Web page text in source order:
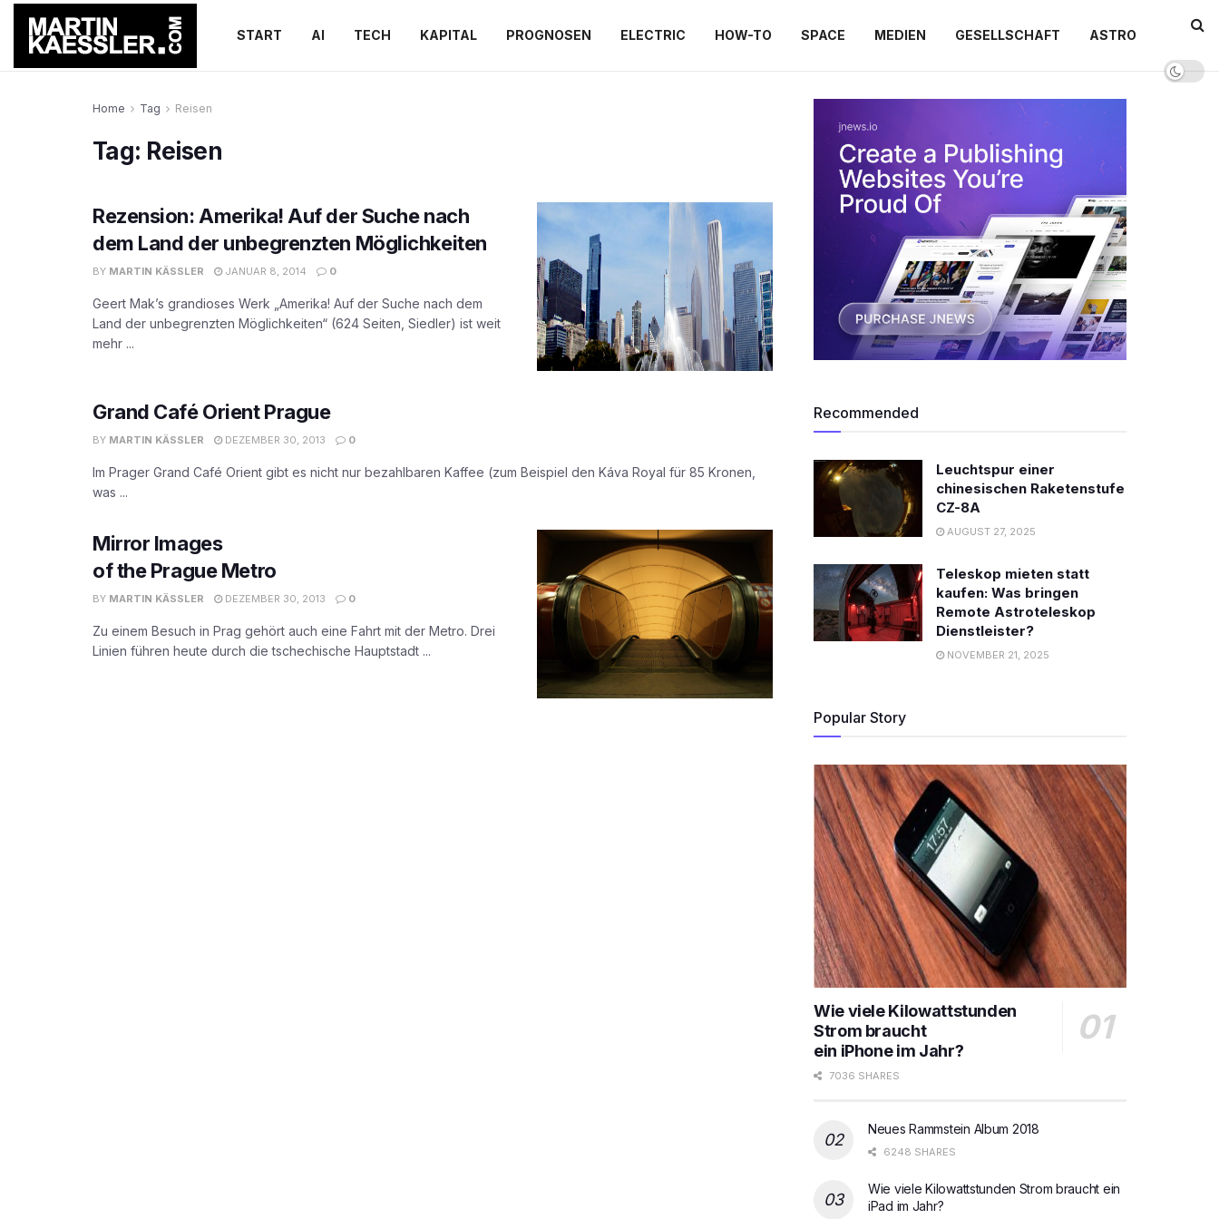
START AI TECH KAPITAL PROGNOSEN ELECTRIC HOW-TO SPACE MEDIEN GESELLSCHAFT ASTRO
Home Tag Reisen
Tag: Reisen
Rezension: Amerika! Auf der Suche nach
dem Land der unbegrenzten Möglichkeiten
BY MARTIN KÄSSLER JANUAR 8, 2014 0
Geert Mak’s grandioses Werk „Amerika! Auf der Suche nach dem
Land der unbegrenzten Möglichkeiten“ (624 Seiten, Siedler) ist weit
mehr ...
Grand Café Orient Prague
BY MARTIN KÄSSLER DEZEMBER 30, 2013 0
Im Prager Grand Café Orient gibt es nicht nur bezahlbaren Kaffee (zum Beispiel den Káva Royal für 85 Kronen,
was ...
Mirror Images
of the Prague Metro
BY MARTIN KÄSSLER DEZEMBER 30, 2013 0
Zu einem Besuch in Prag gehört auch eine Fahrt mit der Metro. Drei
Linien führen heute durch die tschechische Hauptstadt ...
Recommended
Leuchtspur einer
chinesischen Raketenstufe
CZ-8A
AUGUST 27, 2025
Teleskop mieten statt
kaufen: Was bringen
Remote Astroteleskop
Dienstleister?
NOVEMBER 21, 2025
Popular Story
Wie viele Kilowattstunden
Strom braucht
ein iPhone im Jahr?
7036 SHARES
Neues Rammstein Album 2018
6248 SHARES
Wie viele Kilowattstunden Strom braucht ein
iPad im Jahr?